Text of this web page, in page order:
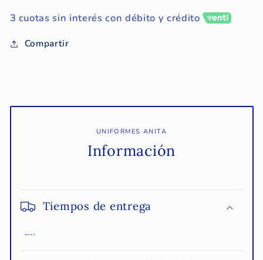
3 cuotas sin interés con débito y crédito
Compartir
UNIFORMES ANITA
Información
Tiempos de entrega
....